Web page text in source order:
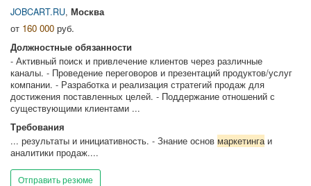
JOBCART.RU, Москва
от 160 000 руб.
Должностные обязанности
- Активный поиск и привлечение клиентов через различные
каналы. - Проведение переговоров и презентаций продуктов/услуг
компании. - Разработка и реализация стратегий продаж для
достижения поставленных целей. - Поддержание отношений с
существующими клиентами ...
Требования
... результаты и инициативность. - Знание основ маркетинга и
аналитики продаж....
Отправить резюме